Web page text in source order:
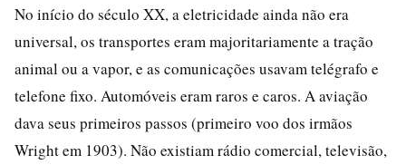
No início do século XX, a eletricidade ainda não era
universal, os transportes eram majoritariamente a tração
animal ou a vapor, e as comunicações usavam telégrafo e
telefone fixo. Automóveis eram raros e caros. A aviação
dava seus primeiros passos (primeiro voo dos irmãos
Wright em 1903). Não existiam rádio comercial, televisão,